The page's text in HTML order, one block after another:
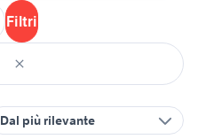
Filtri
Dal più rilevante